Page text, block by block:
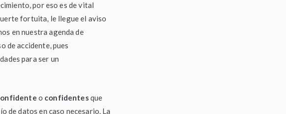
por eso es de vital
fortuita, le llegue el aviso
en nuestra agenda de
de accidente, pues
para ser un
o confidentesque
de datos en caso necesario. La